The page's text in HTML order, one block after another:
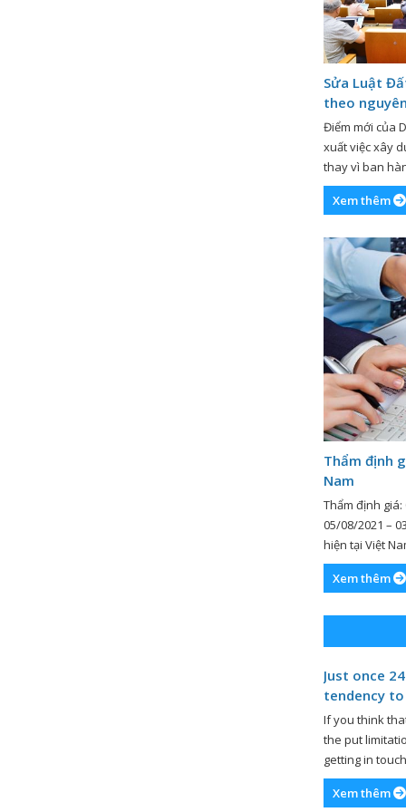
Sửa Luật
theo
Điểm mới của
xuất việc xây
thay vì ban
Tiếp tục
(sáng 1/11),
Xem thêm
Thẩm định
Nam
Thẩm định
05/08/2021 –
hiện tại Việt
kế hoạch hóa
trường định
Xem thêm
Just once
tendency
accessible
If you think
the put
getting in
assistance
solutions.
Xem thêm